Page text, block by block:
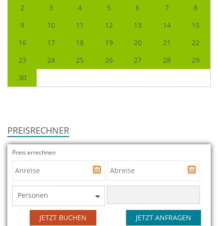
2 3 4 5 6 7
8
9
10 11 12 13 14
15
16
17 18 19 20 21
22
23
24 25 26 27 28
29
30
PREISRECHNER
Preis errechnen
Personen
JETZT ANFRAGEN
JETZT BUCHEN